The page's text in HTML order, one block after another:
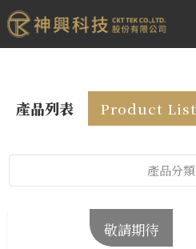
產品列表 Product List
產品分類
敬請期待